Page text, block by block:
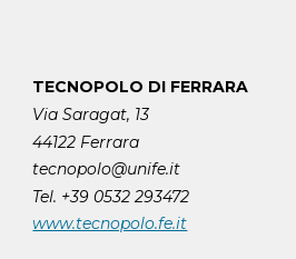
TECNOPOLO DI FERRARA
Via Saragat, 13
44122 Ferrara
tecnopolo@unife.it
Tel. +39 0532 293472
www.tecnopolo.fe.it